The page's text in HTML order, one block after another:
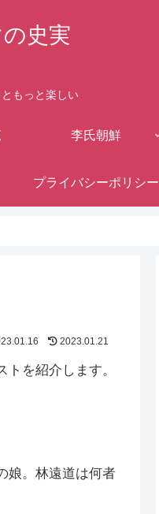
史実
もっと楽しい
李氏朝鮮
プライバシーポリシー
2023.01.21
を紹介します。
娘。林遠道は何者